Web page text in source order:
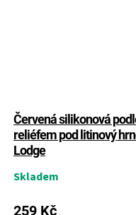
Červená silikonová
reliéfem pod litinový
Lodge
Skladem
259 Kč